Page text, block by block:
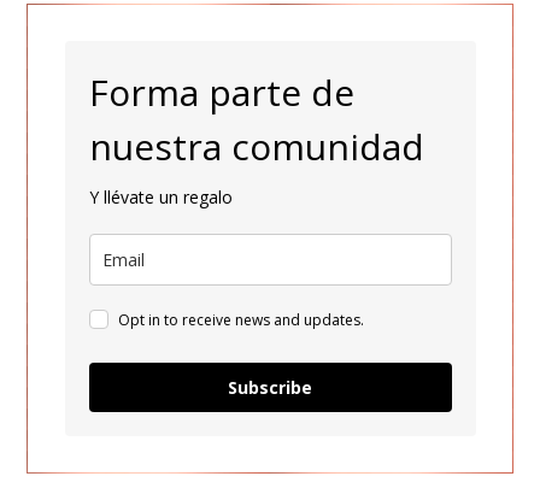
Forma parte de
nuestra comunidad
Y llévate un regalo
Opt in to receive news and updates.
Subscribe